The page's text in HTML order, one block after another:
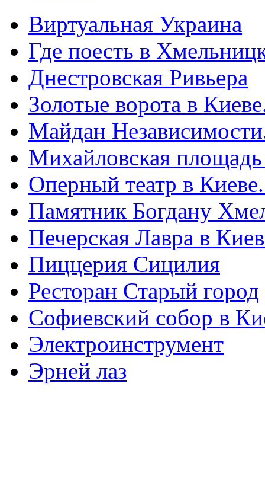
Виртуальная Украина
Где поесть в
Днестровская Ривьера
Золотые ворота в
Майдан
Михайловская
Оперный театр в
Памятник Богдану
Печерская Лавра в
Пиццерия Сицилия
Ресторан Старый город
Софиевский собор в
Электроинструмент
Эрней лаз